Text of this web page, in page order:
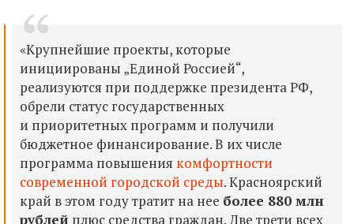
«Крупнейшие проекты, которые
инициированы „Единой Россией“,
реализуются при поддержке президента РФ,
обрели статус государственных
и приоритетных программ и получили
бюджетное финансирование. В их числе
программа повышения комфортности
современной городской среды. Красноярский
край в этом году тратит на нее более 880 млн
рублей плюс средства граждан. Две трети всех